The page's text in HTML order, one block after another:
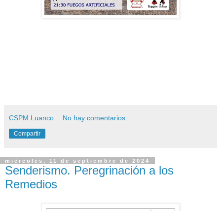
CSPM Luanco No hay comentarios:
Compartir
miércoles, 11 de septiembre de 2024
Senderismo. Peregrinación a los
Remedios